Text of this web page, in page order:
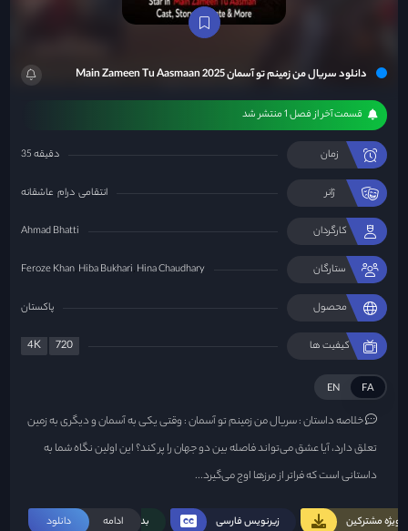
دانلود سریال من زمینم تو آسمان Main Zameen Tu Aasmaan 2025
قسمت آخر از فصل 1 منتشر شد
زمان 35 دقیقه
ژانر انتقامی درام عاشقانه
کارگردان Ahmad Bhatti
ستارگان Feroze Khan Hiba Bukhari Hina Chaudhary
محصول پاکستان
کیفیت ها 4K 720
FA
EN
خلاصه داستان :سریال من زمینم تو آسمان : وقتی یکی به آسمان و دیگری به زمین
تعلق دارد، آیا عشق می‌تواند فاصله بین دو جهان را پر کند؟ این اولین نگاه شما به
داستانی است که فراتر از مرزها اوج می‌گیرد...
ادامه دانلود ویژه مشترکین زیرنویس فارسی بدون سانسور